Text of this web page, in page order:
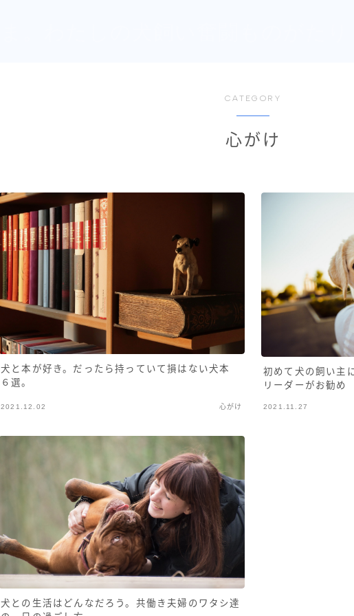
CATEGORY
心がけ
犬と本が好き。だったら持っていて損はない犬本
６選。
2021.12.02 心がけ
初めて犬の飼い主
リーダーがお勧め
2021.11.27
犬との生活はどんなだろう。共働き夫婦のワタシ達